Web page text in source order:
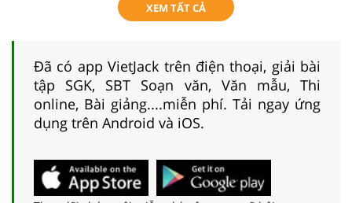
XEM TẤT CẢ
Đã có app VietJack trên điện thoại, giải bài
tập SGK, SBT Soạn văn, Văn mẫu, Thi
online, Bài giảng....miễn phí. Tải ngay ứng
dụng trên Android và iOS.